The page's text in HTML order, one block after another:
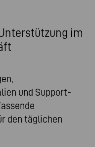
im
und Support-
den täglichen